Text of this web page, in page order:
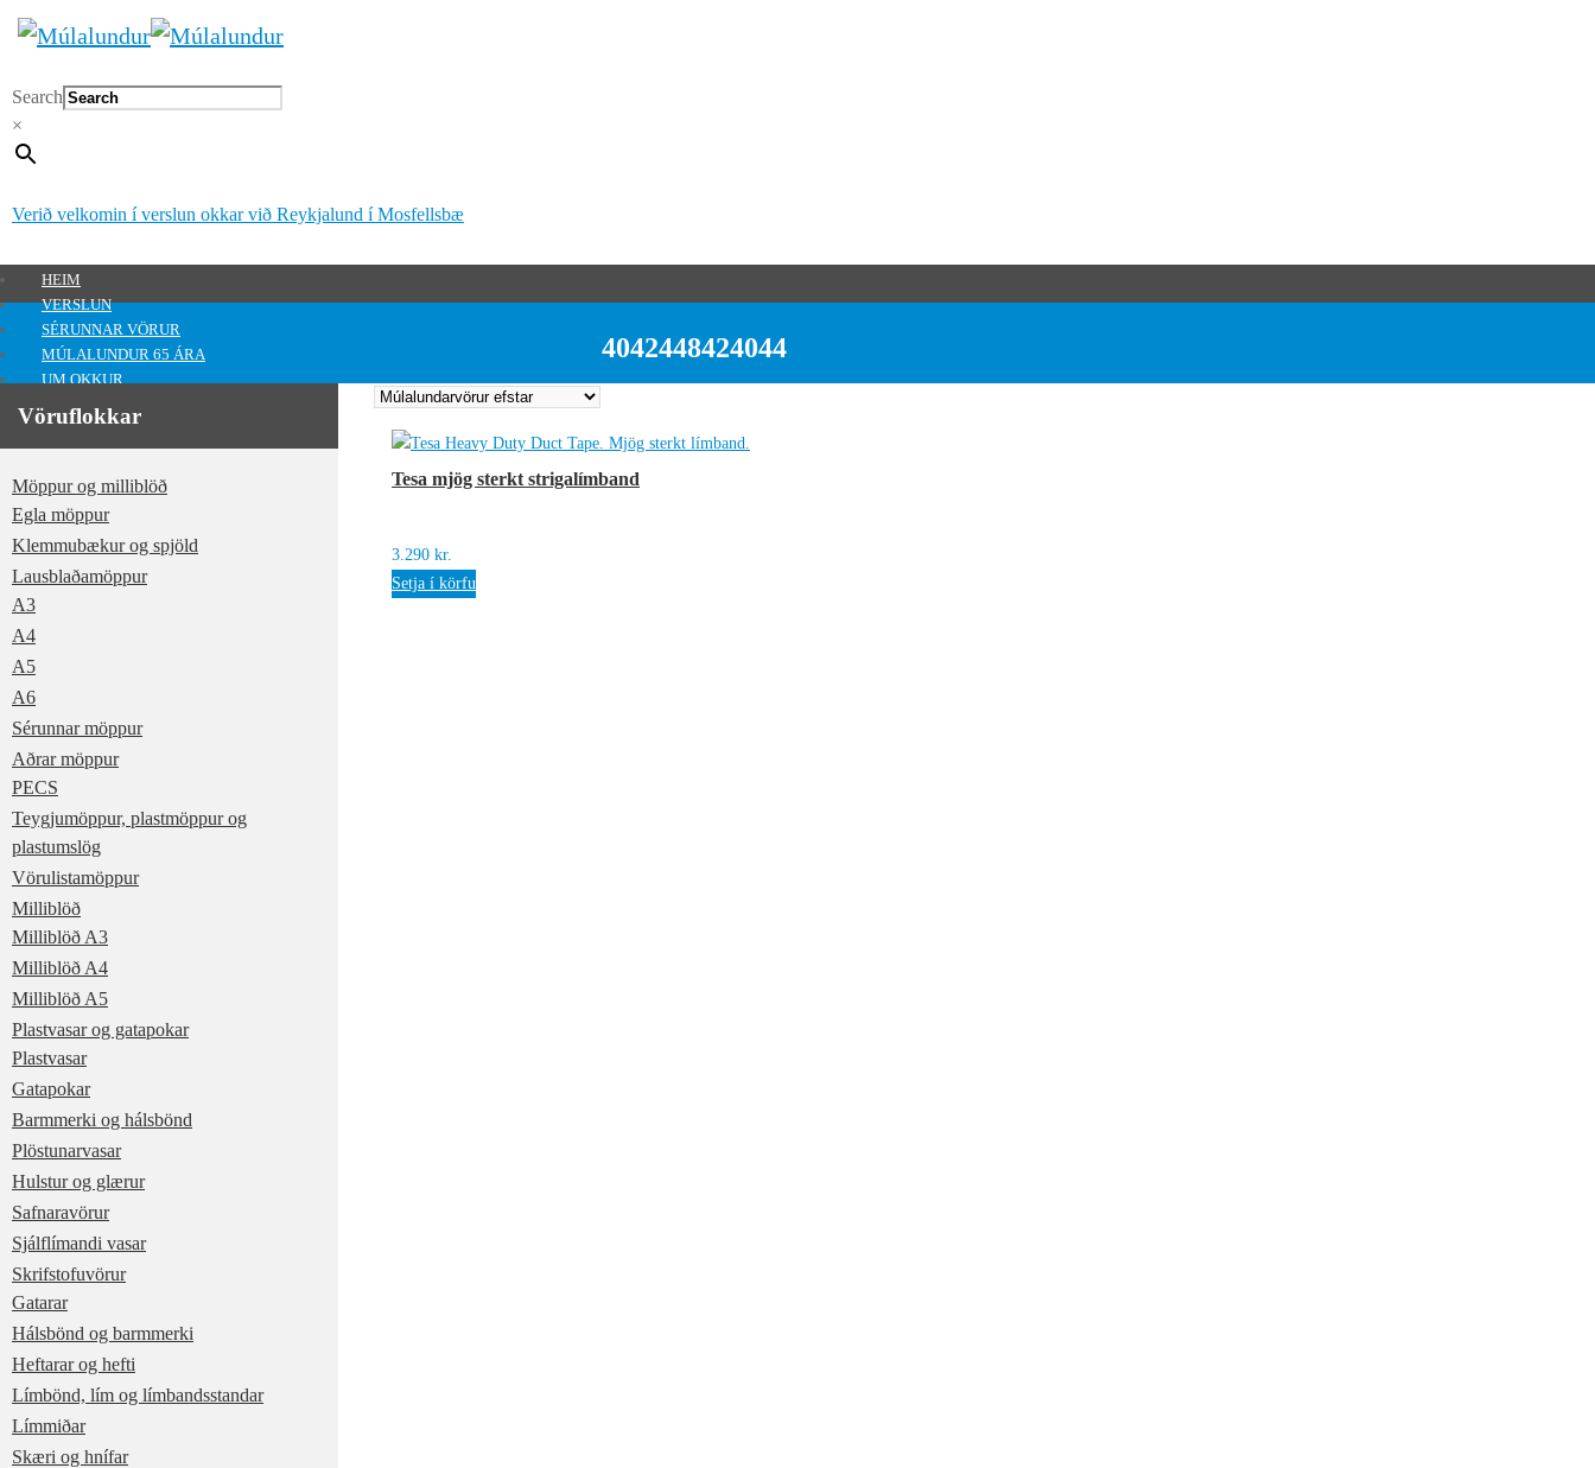
Search
×
Verið velkomin í verslun okkar við Reykjalund í Mosfellsbæ
HEIM
VERSLUN
SÉRUNNAR VÖRUR
MÚLALUNDUR 65 ÁRA
UM OKKUR
HAFA SAMBAND
MITT SVÆÐI
0kr.
4042448424044
Tesa mjög sterkt strigalímband
3.290 kr.
Setja í körfu
Vöruflokkar
Möppur og milliblöð
Egla möppur
Klemmubækur og spjöld
Lausblaðamöppur
A3
A4
A5
A6
Sérunnar möppur
Aðrar möppur
PECS
Teygjumöppur, plastmöppur og
plastumslög
Vörulistamöppur
Milliblöð
Milliblöð A3
Milliblöð A4
Milliblöð A5
Plastvasar og gatapokar
Plastvasar
Gatapokar
Barmmerki og hálsbönd
Plöstunarvasar
Hulstur og glærur
Safnaravörur
Sjálflímandi vasar
Skrifstofuvörur
Gatarar
Hálsbönd og barmmerki
Heftarar og hefti
Límbönd, lím og límbandsstandar
Límmiðar
Skæri og hnífar